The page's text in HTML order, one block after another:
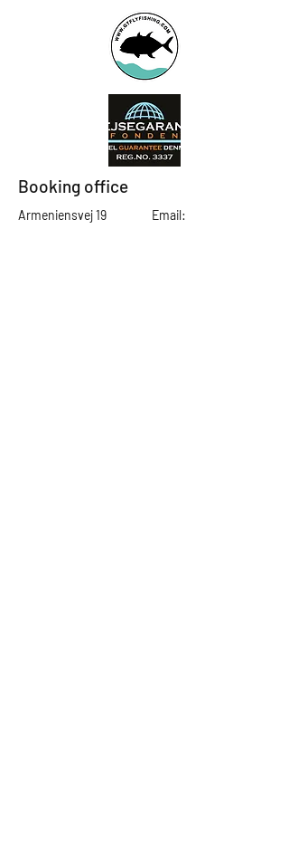
Booking office
Armeniensvej 19
Email: